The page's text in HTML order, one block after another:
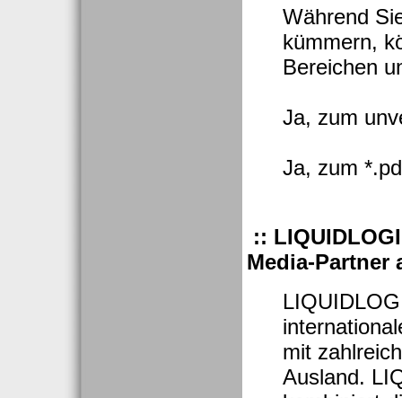
Während
kümmern,
Bereichen
Ja, zum
Ja, zum
::
Media-Partner
mit
Ausland.